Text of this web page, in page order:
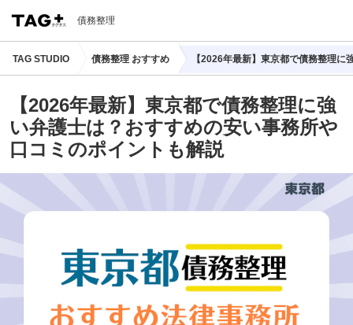
債務整理
TAG STUDIO 債務整理 おすすめ 【2026年最新】東京都で債務整理
【2026年最新】東京都で債務整理に強
い弁護士は？おすすめの安い事務所や
口コミのポイントも解説